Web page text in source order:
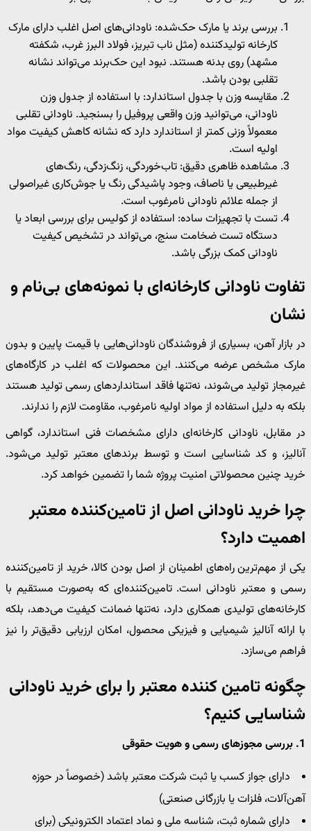
بررسی برند یا مارک حک‌شده: ناودانی‌های اصل اغلب دارای مارک
کارخانه تولیدکننده (مثل ناب تبریز، فولاد البرز غرب، شکفته
مشهد) روی بدنه هستند. نبود این حک‌برند می‌تواند نشانه
تقلبی بودن باشد.
مقایسه وزن با جدول استاندارد: با استفاده از جدول وزن
ناودانی، می‌توانید وزن واقعی پروفیل را بسنجید. ناودانی تقلبی
معمولاً وزنی کمتر از استاندارد دارد که نشانه کاهش کیفیت مواد
اولیه است.
مشاهده ظاهری دقیق: تاب‌خوردگی، زنگ‌زدگی، رنگ‌های
غیرطبیعی یا ناصاف، وجود پاشیدگی رنگ یا جوش‌کاری غیراصولی
از جمله علائم ناودانی نامرغوب است.
تست با تجهیزات ساده: استفاده از کولیس برای بررسی ابعاد یا
دستگاه تست ضخامت سنج، می‌تواند در تشخیص کیفیت
ناودانی کمک بزرگی باشد.
تفاوت ناودانی کارخانه‌ای با نمونه‌های بی‌نام و
نشان
در بازار آهن، بسیاری از فروشندگان ناودانی‌هایی با قیمت پایین و بدون
مارک مشخص عرضه می‌کنند. این محصولات که اغلب در کارگاه‌های
غیرمجاز تولید می‌شوند، نه‌تنها فاقد استانداردهای رسمی تولید هستند
بلکه به دلیل استفاده از مواد اولیه نامرغوب، مقاومت لازم را ندارند.
در مقابل، ناودانی کارخانه‌ای دارای مشخصات فنی استاندارد، گواهی
آنالیز، و کد شناسایی است و توسط برندهای معتبر تولید می‌شود.
خرید چنین محصولاتی امنیت پروژه شما را تضمین خواهد کرد.
چرا خرید ناودانی اصل از تامین‌کننده معتبر
اهمیت دارد؟
یکی از مهم‌ترین راه‌های اطمینان از اصل بودن کالا، خرید از تامین‌کننده
رسمی و معتبر ناودانی است. تامین‌کننده‌ای که به‌صورت مستقیم با
کارخانه‌های تولیدی همکاری دارد، نه‌تنها ضمانت کیفیت می‌دهد، بلکه
با ارائه آنالیز شیمیایی و فیزیکی محصول، امکان ارزیابی دقیق‌تر را نیز
فراهم می‌سازد.
چگونه تامین کننده معتبر را برای خرید ناودانی
شناسایی کنیم؟
1. بررسی مجوزهای رسمی و هویت حقوقی
دارای جواز کسب یا ثبت شرکت معتبر باشد (خصوصاً در حوزه
آهن‌آلات، فلزات یا بازرگانی صنعتی)
دارای شماره ثبت، شناسه ملی و نماد اعتماد الکترونیکی (برای